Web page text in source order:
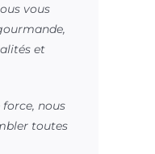
vous
et
nous
toutes